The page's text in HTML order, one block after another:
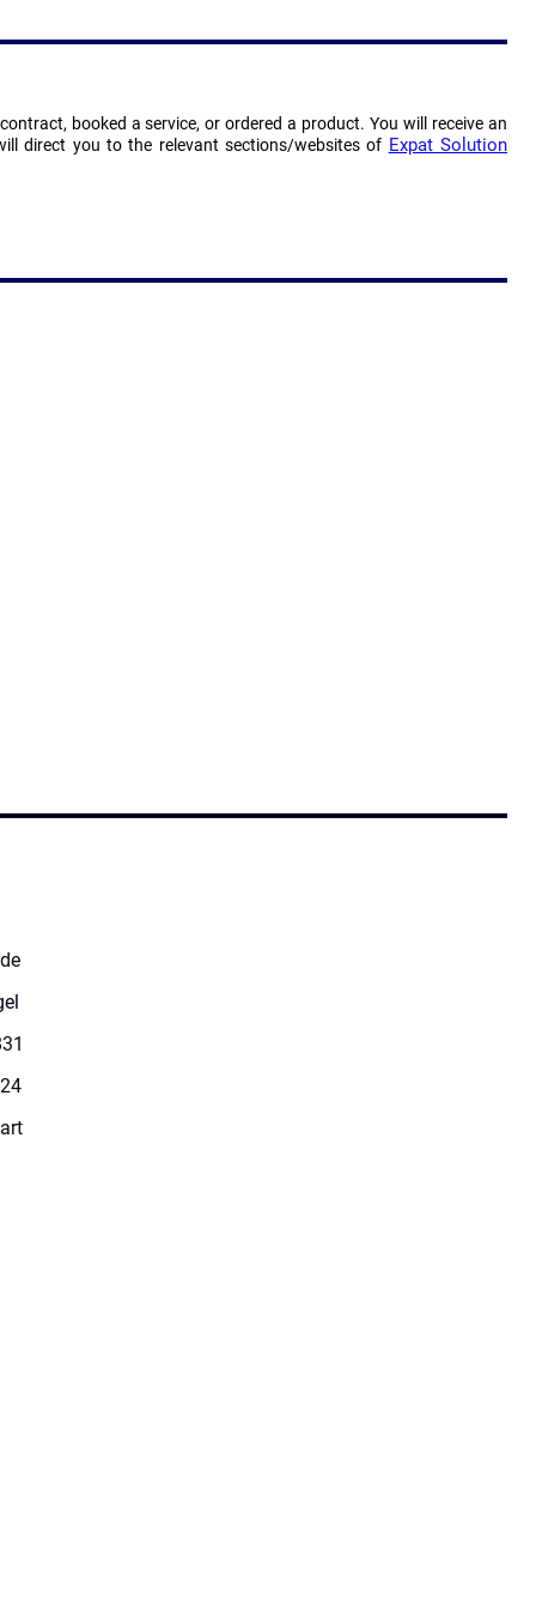
booked a service, or ordered a product. You will receive an
direct you to the relevant sections/websites of Expat Solution